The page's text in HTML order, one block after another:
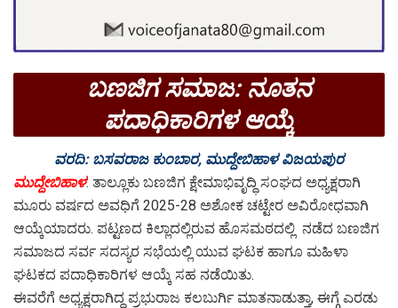
ಬಣಜಿಗ ಸಮಾಜ: ನೂತನ
ಪದಾಧಿಕಾರಿಗಳ ಆಯ್ಕೆ
ವರದಿ: ಬಸವರಾಜ ಕುಂಬಾರ, ಮುದ್ದೇಬಿಹಾಳ ವಿಜಯಪುರ
ಮುದ್ದೇಬಿಹಾಳ: ತಾಲ್ಲೂಕು ಬಣಜಿಗ ಕ್ಷೇಮಾಭಿವೃದ್ಧಿ ಸಂಘದ ಅಧ್ಯಕ್ಷರಾಗಿ
ಮೂರು ವರ್ಷದ ಅವಧಿಗೆ 2025-28 ಅಶೋಕ ಚಟ್ಟೇರ ಅವಿರೋಧವಾಗಿ
ಆಯ್ಕೆಯಾದರು. ಪಟ್ಟಣದ ಕಿಲ್ಲಾದಲ್ಲಿರುವ ಹೊಸಮಠದಲ್ಲಿ ನಡೆದ ಬಣಜಿಗ
ಸಮಾಜದ ಸರ್ವ ಸದಸ್ಯರ ಸಭೆಯಲ್ಲಿ ಯುವ ಘಟಕ ಹಾಗೂ ಮಹಿಳಾ
ಘಟಕದ ಪದಾಧಿಕಾರಿಗಳ ಆಯ್ಕೆ ಸಹ ನಡೆಯಿತು.
ಈವರೆಗೆ ಅಧ್ಯಕ್ಷರಾಗಿದ್ದ ಪ್ರಭುರಾಜ ಕಲಬುರ್ಗಿ ಮಾತನಾಡುತ್ತಾ, ಈಗ್ಗೆ ಎರಡು